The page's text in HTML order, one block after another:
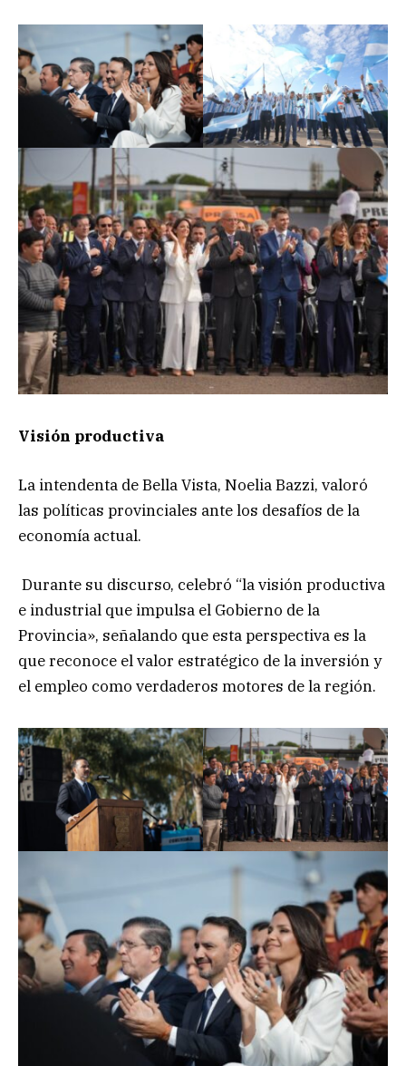
Visión productiva
La intendenta de Bella Vista, Noelia Bazzi, valoró
las políticas provinciales ante los desafíos de la
economía actual.
Durante su discurso, celebró “la visión productiva
e industrial que impulsa el Gobierno de la
Provincia», señalando que esta perspectiva es la
que reconoce el valor estratégico de la inversión y
el empleo como verdaderos motores de la región.